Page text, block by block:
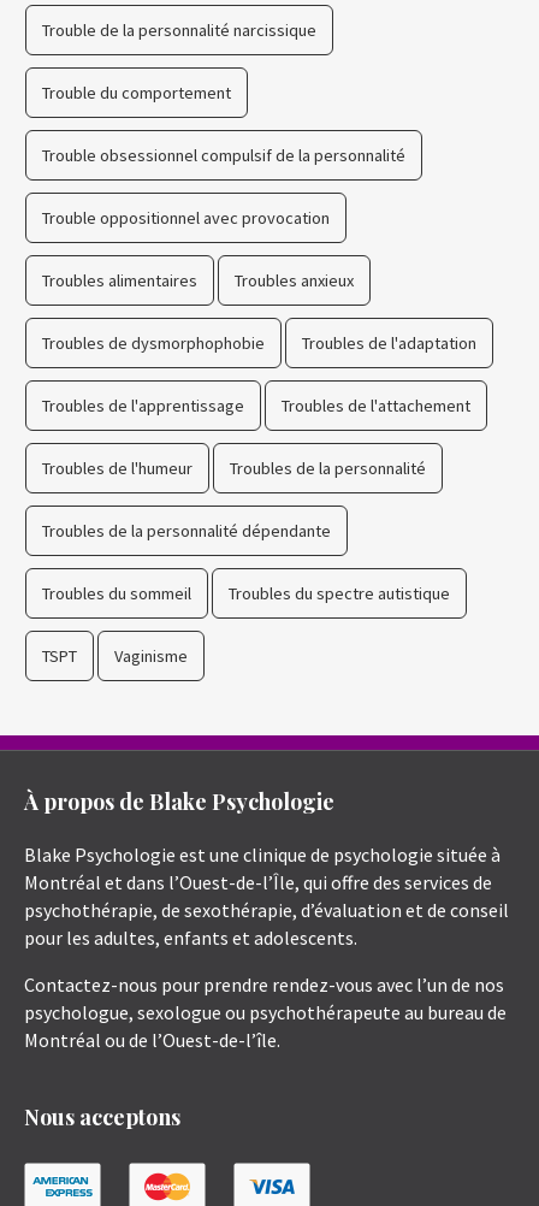
Trouble de la personnalité narcissique
Trouble du comportement
Trouble obsessionnel compulsif de la personnalité
Trouble oppositionnel avec provocation
Troubles alimentaires Troubles anxieux
Troubles de dysmorphophobie Troubles de l'adaptation
Troubles de l'apprentissage Troubles de l'attachement
Troubles de l'humeur Troubles de la personnalité
Troubles de la personnalité dépendante
Troubles du sommeil Troubles du spectre autistique
TSPT Vaginisme
À propos de Blake Psychologie
Blake Psychologie est une clinique de psychologie située à
Montréal et dans l’Ouest-de-l’Île, qui offre des services de
psychothérapie, de sexothérapie, d’évaluation et de conseil
pour les adultes, enfants et adolescents.
Contactez-nous pour prendre rendez-vous avec l’un de nos
psychologue, sexologue ou psychothérapeute au bureau de
Montréal ou de l’Ouest-de-l’île.
Nous acceptons